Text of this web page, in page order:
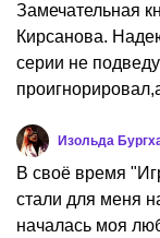
Замечательная
Кирсанова.
серии не
Изольда
В своё время
стали для меня
началась моя